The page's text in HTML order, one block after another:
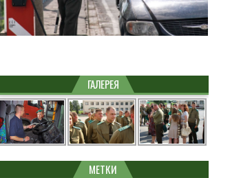
ГАЛЕРЕЯ
МЕТКИ